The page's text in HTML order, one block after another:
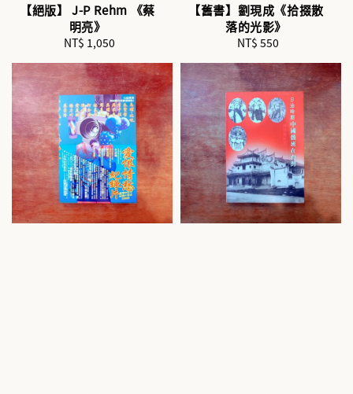
【絕版】 J-P Rehm 《蔡
明亮》
Regular
NT$ 1,050
【舊書】劉現成《拾掇散
落的光影》
Regular
NT$ 550